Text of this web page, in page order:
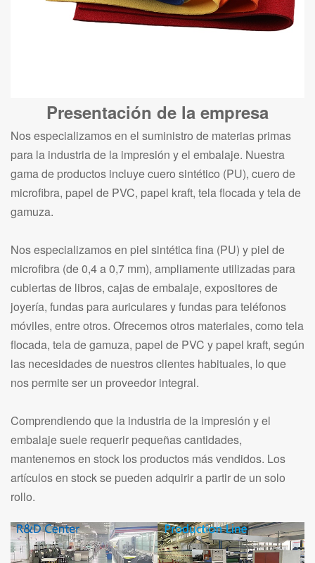
Presentación de la empresa
Nos especializamos en el suministro de materias primas
para la industria de la impresión y el embalaje. Nuestra
gama de productos incluye cuero sintético (PU), cuero de
microfibra, papel de PVC, papel kraft, tela flocada y tela de
gamuza.
Nos especializamos en piel sintética fina (PU) y piel de
microfibra (de 0,4 a 0,7 mm), ampliamente utilizadas para
cubiertas de libros, cajas de embalaje, expositores de
joyería, fundas para auriculares y fundas para teléfonos
móviles, entre otros. Ofrecemos otros materiales, como tela
flocada, tela de gamuza, papel de PVC y papel kraft, según
las necesidades de nuestros clientes habituales, lo que
nos permite ser un proveedor integral.
Comprendiendo que la industria de la impresión y el
embalaje suele requerir pequeñas cantidades,
mantenemos en stock los productos más vendidos. Los
artículos en stock se pueden adquirir a partir de un solo
rollo.